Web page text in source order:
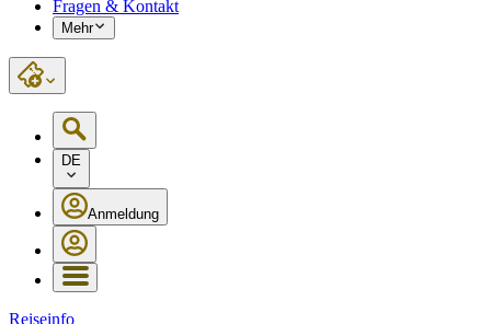
Fragen & Kontakt
Mehr
DE
Anmeldung
Reiseinfo